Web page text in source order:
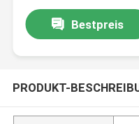
Bestpreis
PRODUKT-